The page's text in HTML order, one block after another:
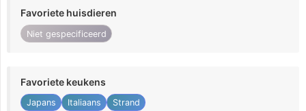
Favoriete huisdieren
Niet gespecificeerd
Favoriete keukens
Japans Italiaans Strand